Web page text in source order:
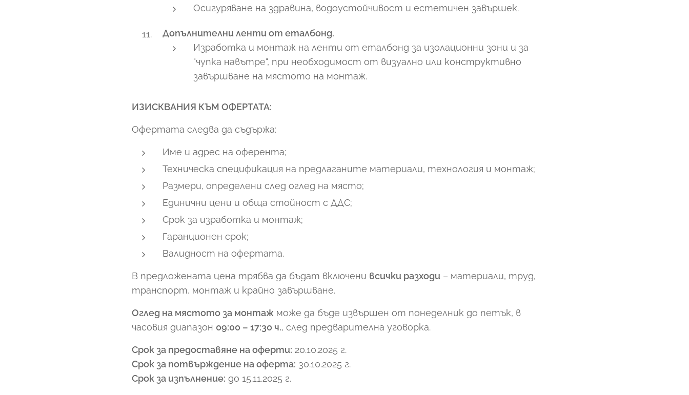
Осигуряване на здравина, водоустойчивост и естетичен завършек.
Допълнителни ленти от еталбонд.
Изработка и монтаж на ленти от еталбонд за изолационни зони и за
"чупка навътре", при необходимост от визуално или конструктивно
завършване на мястото на монтаж.
ИЗИСКВАНИЯ КЪМ ОФЕРТАТА:
Офертата следва да съдържа:
Име и адрес на оферента;
Техническа спецификация на предлаганите материали, технология и монтаж;
Размери, определени след оглед на място;
Единични цени и обща стойност с ДДС;
Срок за изработка и монтаж;
Гаранционен срок;
Валидност на офертата.
В предложената цена трябва да бъдат включени всички разходи – материали, труд,
транспорт, монтаж и крайно завършване.
Оглед на мястото за монтаж може да бъде извършен от понеделник до петък, в
часовия диапазон 09:00 – 17:30 ч., след предварителна уговорка.
Срок за предоставяне на оферти: 20.10.2025 г.
Срок за потвърждение на оферта: 30.10.2025 г.
Срок за изпълнение: до 15.11.2025 г.